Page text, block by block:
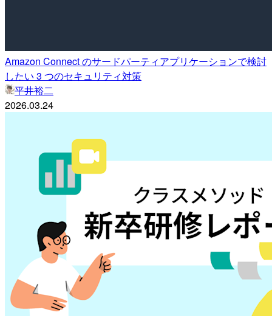
Amazon Connect のサードパーティアプリケーションで検討
したい 3 つのセキュリティ対策
平井裕二
2026.03.24